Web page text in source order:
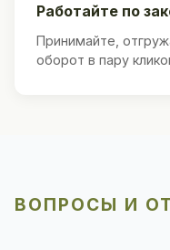
Работайте по
Принимайте,
оборот в пару
ВОПРОСЫ И